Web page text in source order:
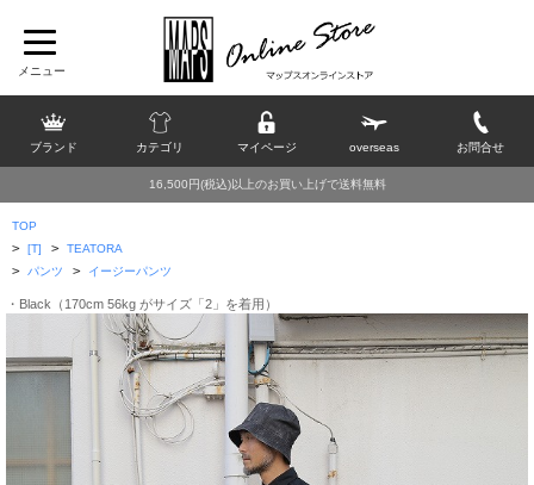
ブランド カテゴリ マイページ overseas お問合せ
16,500円(税込)以上のお買い上げで送料無料
TOP
> [T] > TEATORA
> パンツ > イージーパンツ
・Black（170cm 56kg がサイズ「2」を着用）